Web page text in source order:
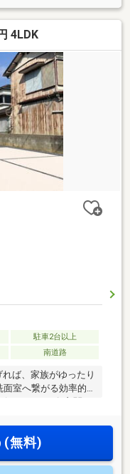
4LDK
駐車2台以上
南道路
ば、家族がゆったり
室へ繋がる効率的
広々としたカースペ
応。JR土佐一宮駅
(無料)